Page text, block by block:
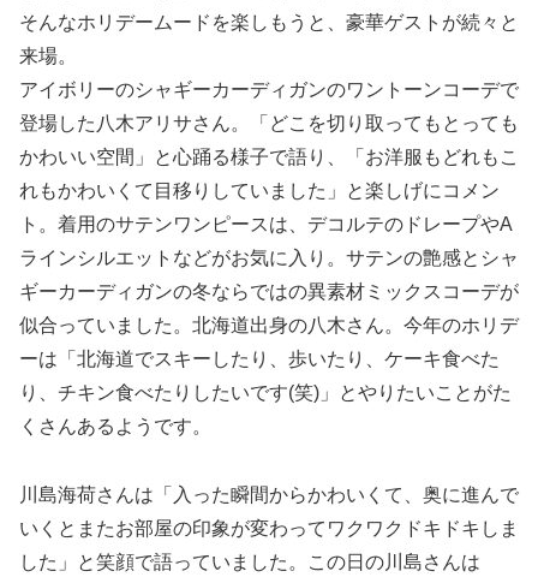
そんなホリデームードを楽しもうと、豪華ゲストが続々と
来場。
アイボリーのシャギーカーディガンのワントーンコーデで
登場した八木アリサさん。「どこを切り取ってもとっても
かわいい空間」と心踊る様子で語り、「お洋服もどれもこ
れもかわいくて目移りしていました」と楽しげにコメン
ト。着用のサテンワンピースは、デコルテのドレープやA
ラインシルエットなどがお気に入り。サテンの艶感とシャ
ギーカーディガンの冬ならではの異素材ミックスコーデが
似合っていました。北海道出身の八木さん。今年のホリデ
ーは「北海道でスキーしたり、歩いたり、ケーキ食べた
り、チキン食べたりしたいです(笑)」とやりたいことがた
くさんあるようです。
川島海荷さんは「入った瞬間からかわいくて、奥に進んで
いくとまたお部屋の印象が変わってワクワクドキドキしま
した」と笑顔で語っていました。この日の川島さんは